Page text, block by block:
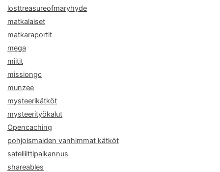
losttreasureofmaryhyde
matkalaiset
matkaraportit
mega
miitit
missiongc
munzee
mysteerikätköt
mysteerityökalut
Opencaching
pohjoismaiden vanhimmat kätköt
satelliittipaikannus
shareables